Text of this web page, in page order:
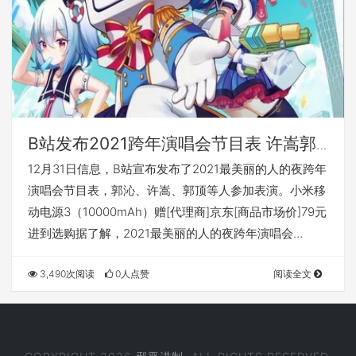
B站发布2021跨年演唱会节目表 许嵩郭
沁等人出演
12月31日信息，B站宣布发布了2021最美丽的人的夜跨年
演唱会节目表，郭沁、许嵩、郭顶等人参加表演。小米移
动电源3（10000mAh）赠[代理商]京东[商品市场价]79元
进到选购据了解，2021最美丽的人的夜跨年演唱会…
3,490次阅读 0人点赞 阅读全文